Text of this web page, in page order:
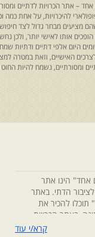
– אתר הכרויות לדתיים
להיכרויות, על אחת כמה
שהם מציעים מבחר גדול לצד
אותו לאישי יותר, ולכן
היום אלפי דתיים
האישיים, וזאת במטרה
ומסורתיים, נשמח להיות
אחד" הינו אתר
לציבור הדתי. באתר
תוכלו להכיר את
באתר הכרויות
מחשבה ומאמציםקרא/י עוד